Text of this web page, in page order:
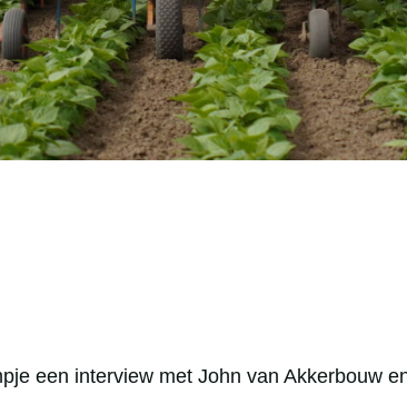
een interview met John van Akkerbouw